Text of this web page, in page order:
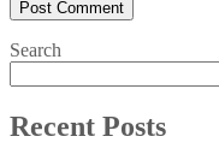
Search
Recent Posts